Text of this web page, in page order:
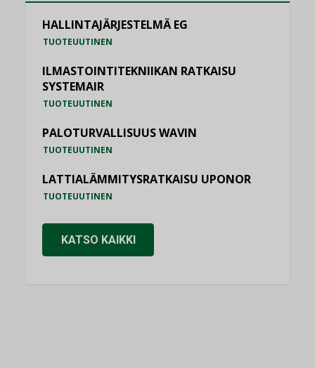
HALLINTAJÄRJESTELMÄ EG
TUOTEUUTINEN
ILMASTOINTITEKNIIKAN RATKAISU
SYSTEMAIR
TUOTEUUTINEN
PALOTURVALLISUUS WAVIN
TUOTEUUTINEN
LATTIALÄMMITYSRATKAISU UPONOR
TUOTEUUTINEN
KATSO KAIKKI